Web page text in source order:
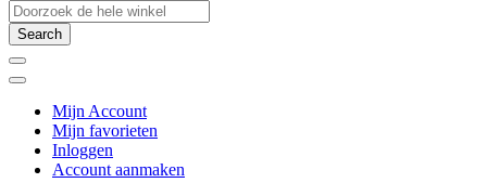
Search
Mijn Account
Mijn favorieten
Inloggen
Account aanmaken